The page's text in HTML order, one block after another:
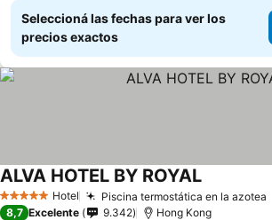
Seleccioná las fechas para ver los
precios exactos
5 Estrellas Hotel Piscina termostática en la azotea
ALVA HOTEL BY ROYALVer precios
8,7 Excelente 9.342 Hong Kong